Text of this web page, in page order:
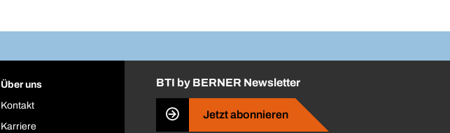
Über uns
Kontakt
Karriere
BTI by BERNER Newsletter
Jetzt abonnieren